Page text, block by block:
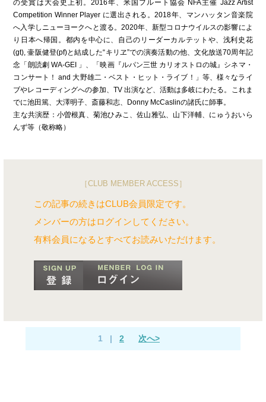
の受賞は大会史上初。2016年、米国フルート協会 NFA主催 Jazz Artist
Competition Winner Player に選出される。2018年、マンハッタン音楽院
へ入学しニューヨークへと渡る。2020年、新型コロナウイルスの影響によ
り日本へ帰国。都内を中心に、自己のリーダーカルテットや、浅利史花
(gt), 壷阪健登(pf)と結成した“キリヱ”での演奏活動の他、文化放送70周年記
念「朗読劇 WA-GEI 」、「映画『ルパン三世 カリオストロの城』シネマ・
コンサート！ and 大野雄二・ベスト・ヒット・ライブ！」等、様々なライ
ブやレコーディングへの参加、TV 出演など、活動は多岐にわたる。これま
でに池田篤、大澤明子、斎藤和志、Donny McCaslinの諸氏に師事。
主な共演歴：小曽根真、菊池ひみこ、佐山雅弘、山下洋輔、にゅうおいら
んず等（敬称略）
［CLUB MEMBER ACCESS］
この記事の続きはCLUB会員限定です。
メンバーの方はログインしてください。
有料会員になるとすべてお読みいただけます。
1 | 2 次へ>